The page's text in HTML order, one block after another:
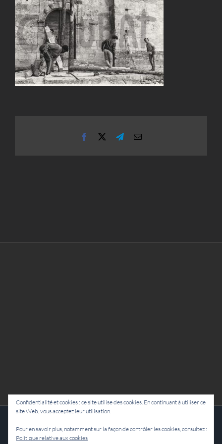
Facebook TelegramEmail
Confidentialité et cookies : ce site utilise des cookies. En continuant à utiliser ce
site Web, vous acceptez leur utilisation.
Pour en savoir plus, notamment sur la façon de contrôler les cookies, consultez :
Politique relative aux cookies